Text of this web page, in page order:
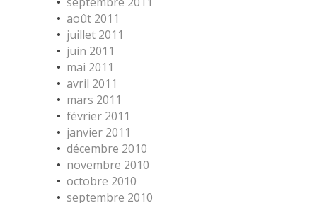
août 2011
juillet 2011
juin 2011
mai 2011
avril 2011
mars 2011
février 2011
janvier 2011
décembre 2010
novembre 2010
octobre 2010
septembre 2010